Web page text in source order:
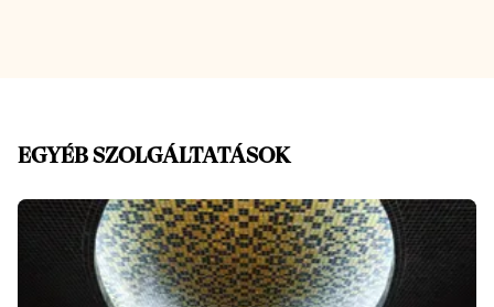
EGYÉB SZOLGÁLTATÁSOK
Dia: 1 of 5